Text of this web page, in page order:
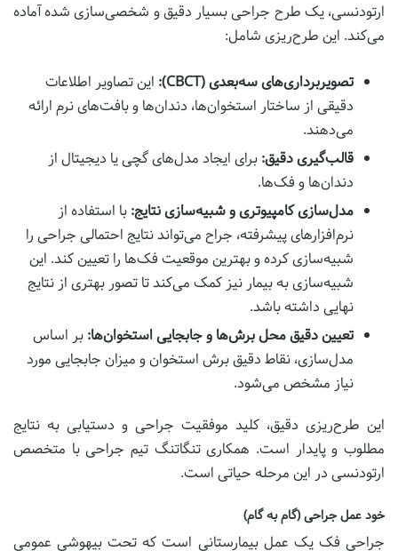
ارتودنسی، یک طرح جراحی بسیار دقیق و شخصی‌سازی شده آماده
می‌کند. این طرح‌ریزی شامل:
تصویربرداری‌های سه‌بعدی (CBCT):
این تصاویر اطلاعات
دقیقی از ساختار استخوان‌ها، دندان‌ها و بافت‌های نرم ارائه
می‌دهند.
قالب‌گیری دقیق: برای ایجاد مدل‌های گچی یا دیجیتال از
دندان‌ها و فک‌ها.
مدل‌سازی کامپیوتری و شبیه‌سازی نتایج: با استفاده از
نرم‌افزارهای پیشرفته، جراح می‌تواند نتایج احتمالی جراحی را
شبیه‌سازی کرده و بهترین موقعیت فک‌ها را تعیین کند. این
شبیه‌سازی به بیمار نیز کمک می‌کند تا تصور بهتری از نتایج
نهایی داشته باشد.
تعیین دقیق محل برش‌ها و جابجایی استخوان‌ها: بر اساس
مدل‌سازی، نقاط دقیق برش استخوان و میزان جابجایی مورد
نیاز مشخص می‌شود.
این طرح‌ریزی دقیق، کلید موفقیت جراحی و دستیابی به نتایج
مطلوب و پایدار است. همکاری تنگاتنگ تیم جراحی با متخصص
ارتودنسی در این مرحله حیاتی است.
خود عمل جراحی (گام به گام)
جراحی فک یک عمل بیمارستانی است که تحت بیهوشی عمومی